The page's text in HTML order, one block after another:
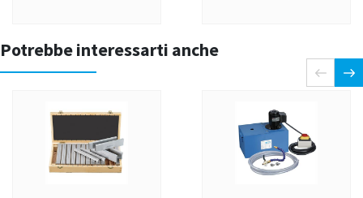
Potrebbe interessarti anche